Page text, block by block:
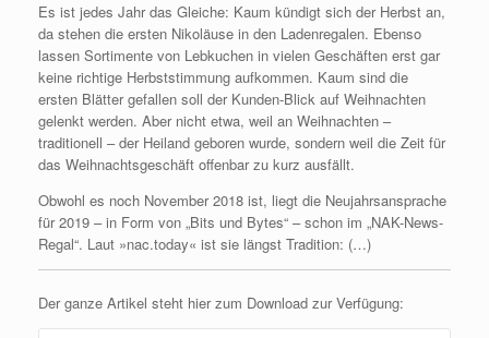
Es ist jedes Jahr das Gleiche: Kaum kündigt sich der Herbst an,
da stehen die ersten Nikoläuse in den Ladenregalen. Ebenso
lassen Sortimente von Lebkuchen in vielen Geschäften erst gar
keine richtige Herbststimmung aufkommen. Kaum sind die
ersten Blätter gefallen soll der Kunden-Blick auf Weihnachten
gelenkt werden. Aber nicht etwa, weil an Weihnachten –
traditionell – der Heiland geboren wurde, sondern weil die Zeit für
das Weihnachtsgeschäft offenbar zu kurz ausfällt.
Obwohl es noch November 2018 ist, liegt die Neujahrsansprache
für 2019 – in Form von „Bits und Bytes“ – schon im „NAK-News-
Regal“. Laut »nac.today« ist sie längst Tradition: (…)
Der ganze Artikel steht hier zum Download zur Verfügung: